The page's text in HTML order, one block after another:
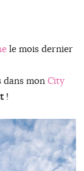
le mois dernier
dans mon City
!